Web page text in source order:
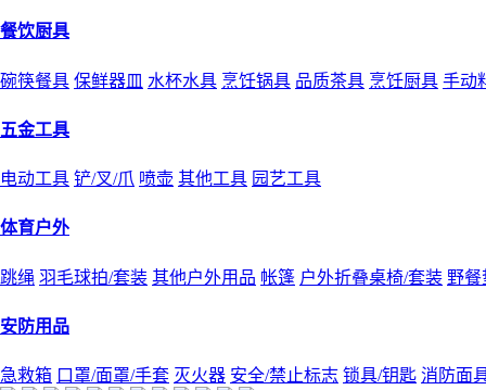
餐饮厨具
碗筷餐具 保鲜器皿 水杯水具 烹饪锅具 品质茶具 烹饪厨具 手动
五金工具
电动工具 铲/叉/爪 喷壶 其他工具 园艺工具
体育户外
跳绳 羽毛球拍/套装 其他户外用品 帐篷 户外折叠桌椅/套装 野餐
安防用品
急救箱 口罩/面罩/手套 灭火器 安全/禁止标志 锁具/钥匙 消防面